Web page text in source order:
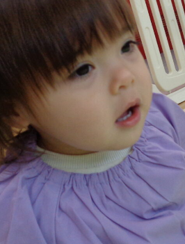
教育と保育
美⽊多幼稚園の理想
園の1⽇
年間⾏事
預かり保育［ヒラソル ]